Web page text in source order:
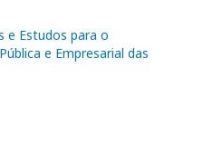
e Estudos para o
e Empresarial das